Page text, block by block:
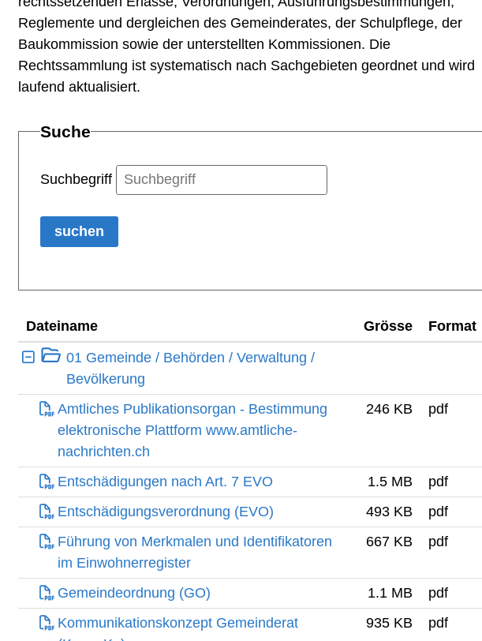
Reglemente und dergleichen des Gemeinderates, der Schulpflege, der
Baukommission sowie der unterstellten Kommissionen. Die
Rechtssammlung ist systematisch nach Sachgebieten geordnet und wird
laufend aktualisiert.
Suche
Suchbegriff
suchen
Dateiname Grösse
Format
Ebene 1:01 Gemeinde / Behörden / Verwaltung /
Bevölkerung
Amtliches Publikationsorgan - Bestimmung
elektronische Plattform www.amtliche-
nachrichten.ch
246 KB pdf
Entschädigungen nach Art. 7 EVO 1.5 MB
pdf
Entschädigungsverordnung (EVO)
493 KB
pdf
Führung von Merkmalen und Identifikatoren
im Einwohnerregister
667 KB pdf
Gemeindeordnung (GO) 1.1 MB
pdf
Kommunikationskonzept Gemeinderat
935 KB pdf